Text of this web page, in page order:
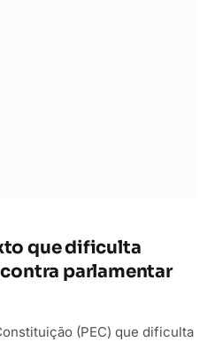
que dificulta
parlamentar
(PEC) que dificulta